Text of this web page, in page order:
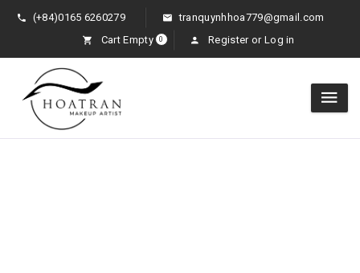
(+84)0165 6260279
tranquynhhoa779@gmail.com
Cart Empty
0 Register or Log in